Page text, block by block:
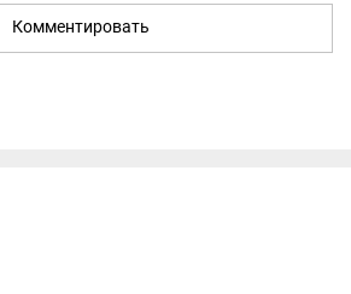
Комментировать